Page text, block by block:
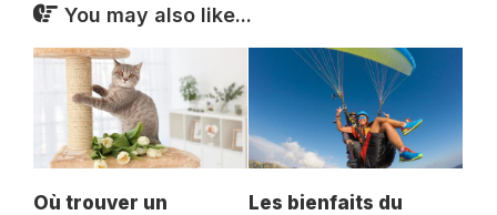
You may also like...
Où trouver un
Les bienfaits du